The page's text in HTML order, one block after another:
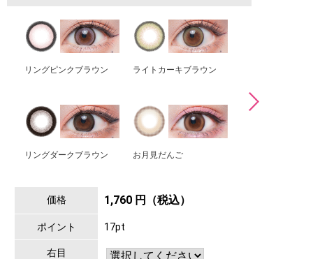
リングピンクブラウン ライトカーキブラウン
リングダークブラウン お月見だんご
価格 1,760 円（税込）
ポイント 17pt
右目